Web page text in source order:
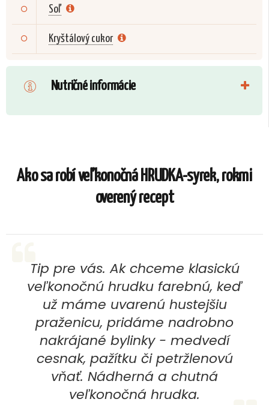
Soľ
Kryštálový cukor
Nutričné informácie
Ako sa robí veľkonočná HRUDKA-syrek, rokmi
overený recept
Tip pre vás. Ak chceme klasickú
veľkonočnú hrudku farebnú, keď
už máme uvarenú hustejšiu
praženicu, pridáme nadrobno
nakrájané bylinky - medvedí
cesnak, pažítku či petržlenovú
vňať. Nádherná a chutná
veľkonočná hrudka.